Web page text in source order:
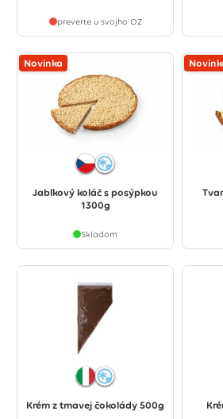
preverte u svojho OZ
Novinka
Jablkový koláč s posýpkou
1300g
Skladom
Krém z tmavej čokolády 500g